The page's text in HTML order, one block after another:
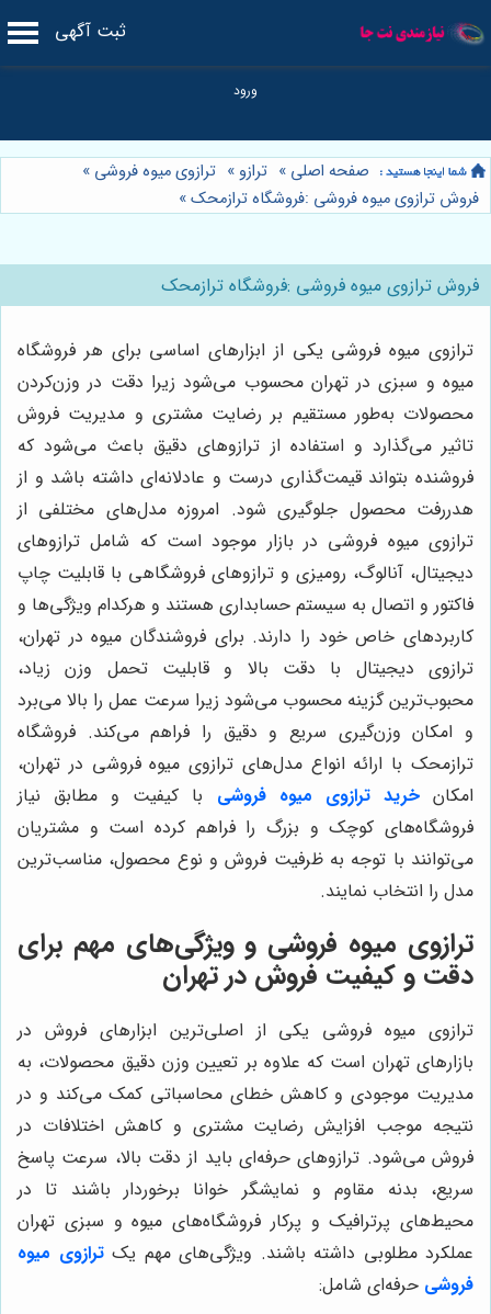
ثبت آگهی
صفحه اصلی » ترازو » ترازوی میوه فروشی »
فروش ترازوی میوه فروشی :فروشگاه ترازمحک»
فروش ترازوی میوه فروشی :فروشگاه ترازمحک
ترازوی میوه فروشی یکی از ابزارهای اساسی برای هر فروشگاه
میوه و سبزی در تهران محسوب می‌شود زیرا دقت در وزن‌کردن
محصولات به‌طور مستقیم بر رضایت مشتری و مدیریت فروش
تاثیر می‌گذارد و استفاده از ترازوهای دقیق باعث می‌شود که
فروشنده بتواند قیمت‌گذاری درست و عادلانه‌ای داشته باشد و از
هدررفت محصول جلوگیری شود. امروزه مدل‌های مختلفی از
ترازوی میوه فروشی در بازار موجود است که شامل ترازوهای
دیجیتال، آنالوگ، رومیزی و ترازوهای فروشگاهی با قابلیت چاپ
فاکتور و اتصال به سیستم حسابداری هستند و هرکدام ویژگی‌ها و
کاربردهای خاص خود را دارند. برای فروشندگان میوه در تهران،
ترازوی دیجیتال با دقت بالا و قابلیت تحمل وزن زیاد،
محبوب‌ترین گزینه محسوب می‌شود زیرا سرعت عمل را بالا می‌برد
و امکان وزن‌گیری سریع و دقیق را فراهم می‌کند. فروشگاه
ترازمحک با ارائه انواع مدل‌های ترازوی میوه فروشی در تهران،
امکان خرید ترازوی میوه فروشی با کیفیت و مطابق نیاز
فروشگاه‌های کوچک و بزرگ را فراهم کرده است و مشتریان
می‌توانند با توجه به ظرفیت فروش و نوع محصول، مناسب‌ترین
مدل را انتخاب نمایند.
ترازوی میوه فروشی و ویژگی‌های مهم برای
دقت و کیفیت فروش در تهران
ترازوی میوه فروشی یکی از اصلی‌ترین ابزارهای فروش در
بازارهای تهران است که علاوه بر تعیین وزن دقیق محصولات، به
مدیریت موجودی و کاهش خطای محاسباتی کمک می‌کند و در
نتیجه موجب افزایش رضایت مشتری و کاهش اختلافات در
فروش می‌شود. ترازوهای حرفه‌ای باید از دقت بالا، سرعت پاسخ
سریع، بدنه مقاوم و نمایشگر خوانا برخوردار باشند تا در
محیط‌های پرترافیک و پرکار فروشگاه‌های میوه و سبزی تهران
عملکرد مطلوبی داشته باشند. ویژگی‌های مهم یک ترازوی میوه
فروشی حرفه‌ای شامل: